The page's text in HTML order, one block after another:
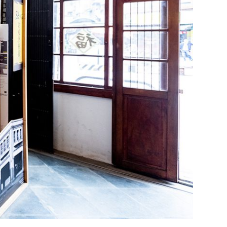
US
北市信義區信義路五段150巷401弄42號